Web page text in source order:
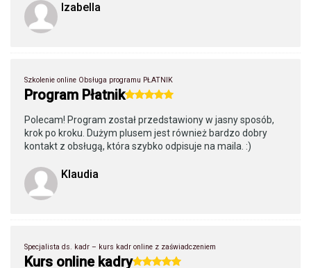
Izabella
Szkolenie online Obsługa programu PŁATNIK
Program Płatnik
Polecam! Program został przedstawiony w jasny sposób,
krok po kroku. Dużym plusem jest również bardzo dobry
kontakt z obsługą, która szybko odpisuje na maila. :)
Klaudia
Specjalista ds. kadr – kurs kadr online z zaświadczeniem
Kurs online kadry